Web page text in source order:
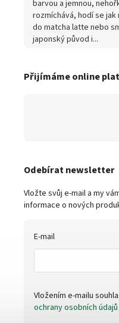
barvou a jemnou,
rozmíchává, hodí se
do matcha latte nebo
japonský původ i...
Přijímáme online
Odebírat newsletter
Vložte svůj e-mail a my
informace o nových
E-mail
Vložením e-mailu
ochrany osobních údajů